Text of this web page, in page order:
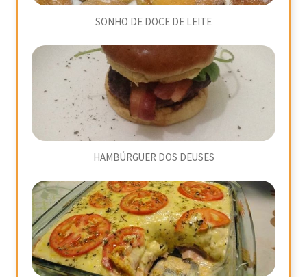
SONHO DE DOCE DE LEITE
HAMBÚRGUER DOS DEUSES